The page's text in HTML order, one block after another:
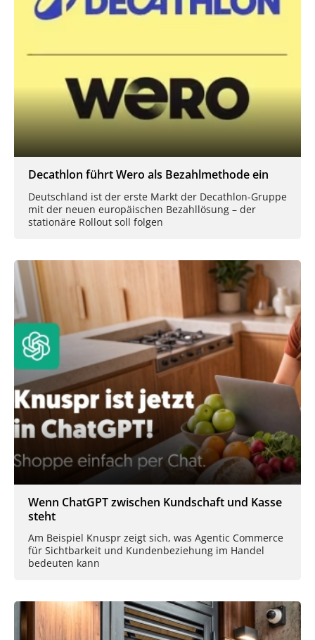
Decathlon führt Wero als Bezahlmethode ein
Deutschland ist der erste Markt der Decathlon-Gruppe
mit der neuen europäischen Bezahllösung – der
stationäre Rollout soll folgen
Wenn ChatGPT zwischen Kundschaft und Kasse
steht
Am Beispiel Knuspr zeigt sich, was Agentic Commerce
für Sichtbarkeit und Kundenbeziehung im Handel
bedeuten kann